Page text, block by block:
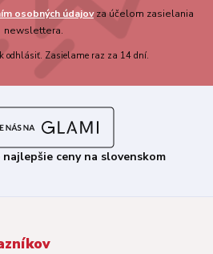
osobných údajovza účelom zasielania
newslettera.
odhlásiť. Zasielame raz za 14 dní.